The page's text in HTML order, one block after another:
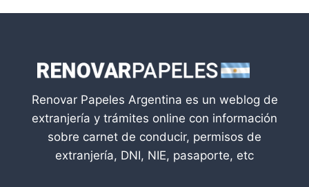
Renovar Papeles Argentina es un weblog de
extranjería y trámites online con información
sobre carnet de conducir, permisos de
extranjería, DNI, NIE, pasaporte, etc